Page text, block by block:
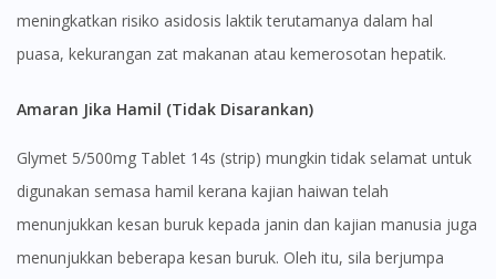
meningkatkan risiko asidosis laktik terutamanya dalam hal
puasa, kekurangan zat makanan atau kemerosotan hepatik.
Amaran Jika Hamil (Tidak Disarankan)
Glymet 5/500mg Tablet 14s (strip) mungkin tidak selamat untuk
digunakan semasa hamil kerana kajian haiwan telah
menunjukkan kesan buruk kepada janin dan kajian manusia juga
menunjukkan beberapa kesan buruk. Oleh itu, sila berjumpa